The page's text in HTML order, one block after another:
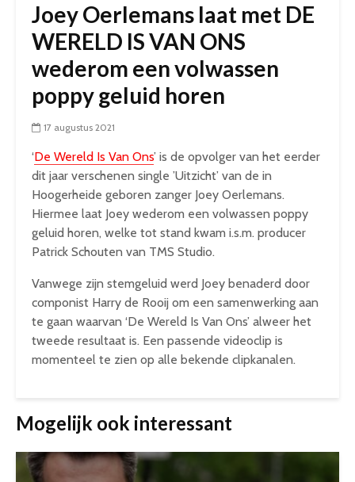
Joey Oerlemans laat met DE
WERELD IS VAN ONS
wederom een volwassen
poppy geluid horen
17 augustus 2021
‘De Wereld Is Van Ons’ is de opvolger van het eerder
dit jaar verschenen single ’Uitzicht’ van de in
Hoogerheide geboren zanger Joey Oerlemans.
Hiermee laat Joey wederom een volwassen poppy
geluid horen, welke tot stand kwam i.s.m. producer
Patrick Schouten van TMS Studio.
Vanwege zijn stemgeluid werd Joey benaderd door
componist Harry de Rooij om een samenwerking aan
te gaan waarvan ‘De Wereld Is Van Ons’ alweer het
tweede resultaat is. Een passende videoclip is
momenteel te zien op alle bekende clipkanalen.
Mogelijk ook interessant